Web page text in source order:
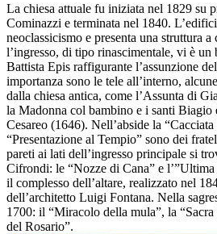
La chiesa attuale fu iniziata nel 1829 su
Cominazzi e terminata nel 1840.
neoclassicismo e presenta una struttura a
l’ingresso, di tipo rinascimentale, vi è
Battista Epis raffigurante l’assunzione
importanza sono le tele all’interno,
dalla chiesa antica, come l’Assunta di
la Madonna col bambino e i santi
Cesareo (1646). Nell’abside la
“Presentazione al Tempio” sono dei
pareti ai lati dell’ingresso principale si
Cifrondi: le “Nozze di Cana” e
il complesso dell’altare, realizzato nel
dell’architetto Luigi Fontana. Nella
1700: il “Miracolo della mula”, la
del Rosario”.